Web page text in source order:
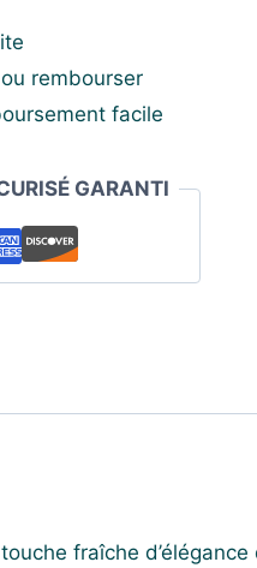
rembourser
facile
GARANTI
fraîche